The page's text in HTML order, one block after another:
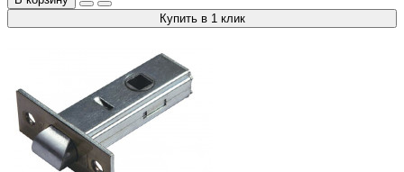
Купить в 1 клик